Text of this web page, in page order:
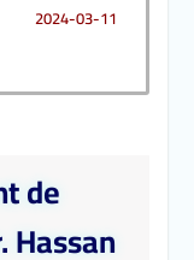
2024-03-11
de
Hassan